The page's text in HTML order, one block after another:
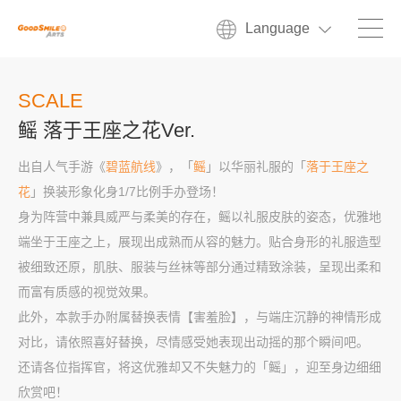
Language
SCALE
鳐 落于王座之花Ver.
出自人气手游《碧蓝航线》，「 鳐 」以华丽礼服的「 落于王座之
花 」换装形象化身1/7比例手办登场！
身为阵营中兼具威严与柔美的存在，鳐以礼服皮肤的姿态，优雅地
端坐于王座之上，展现出成熟而从容的魅力。贴合身形的礼服造型
被细致还原，肌肤、服装与丝袜等部分通过精致涂装，呈现出柔和
而富有质感的视觉效果。
此外，本款手办附属替换表情【害羞脸】，与端庄沉静的神情形成
对比，请依照喜好替换，尽情感受她表现出动摇的那个瞬间吧。
还请各位指挥官，将这优雅却又不失魅力的「鳐」，迎至身边细细
欣赏吧！